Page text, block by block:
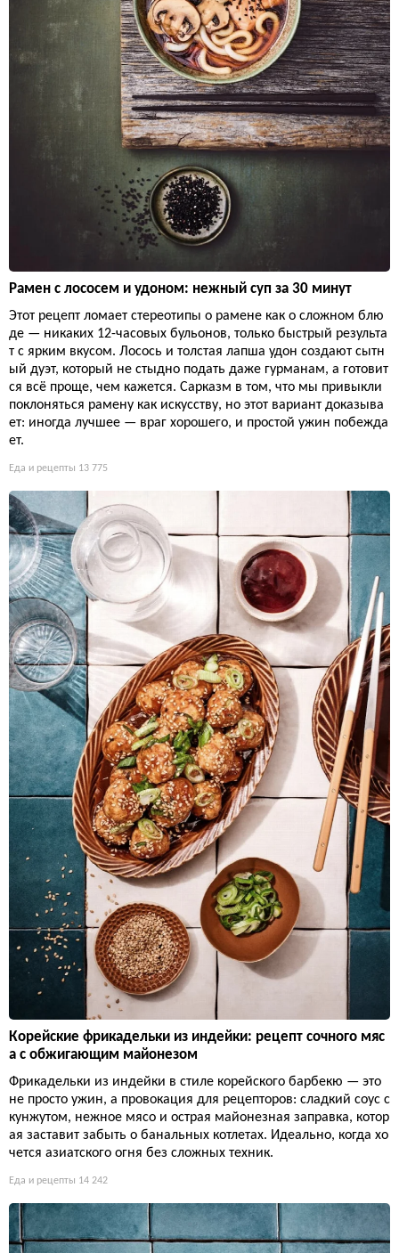
Рамен с лососем и удоном: нежный суп за 30 минут
Этот рецепт ломает стереотипы о рамене как о сложном блю
де — никаких 12-часовых бульонов, только быстрый результа
т с ярким вкусом. Лосось и толстая лапша удон создают сытн
ый дуэт, который не стыдно подать даже гурманам, а готовит
ся всё проще, чем кажется. Сарказм в том, что мы привыкли
поклоняться рамену как искусству, но этот вариант доказыва
ет: иногда лучшее — враг хорошего, и простой ужин побежда
ет.
Еда и рецепты 13 775
Корейские фрикадельки из индейки: рецепт сочного мяс
а с обжигающим майонезом
Фрикадельки из индейки в стиле корейского барбекю — это
не просто ужин, а провокация для рецепторов: сладкий соус с
кунжутом, нежное мясо и острая майонезная заправка, котор
ая заставит забыть о банальных котлетах. Идеально, когда хо
чется азиатского огня без сложных техник.
Еда и рецепты 14 242